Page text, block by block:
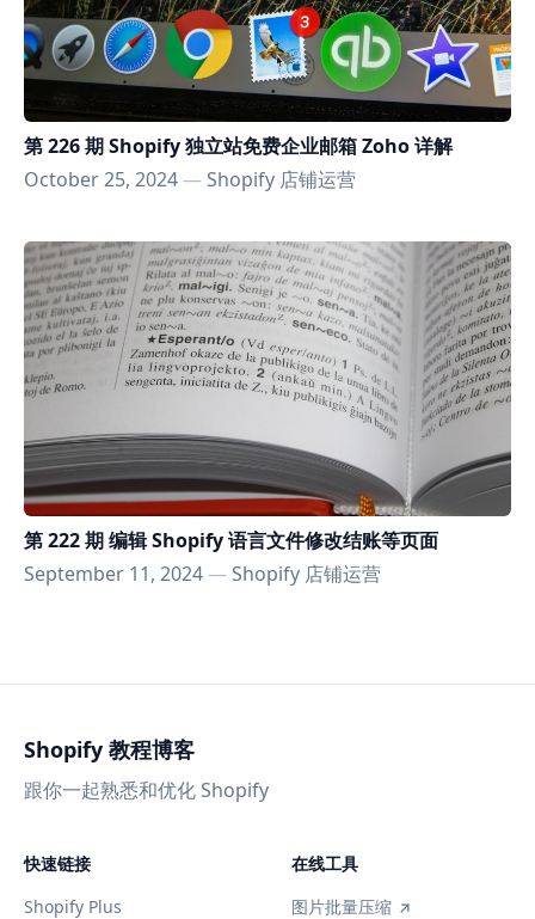
第 226 期 Shopify 独立站免费企业邮箱 Zoho 详解
October 25, 2024—Shopify 店铺运营
第 222 期 编辑 Shopify 语言文件修改结账等页面
September 11, 2024—Shopify 店铺运营
Shopify 教程博客
跟你一起熟悉和优化 Shopify
快速链接
Shopify Plus
在线工具
图片批量压缩